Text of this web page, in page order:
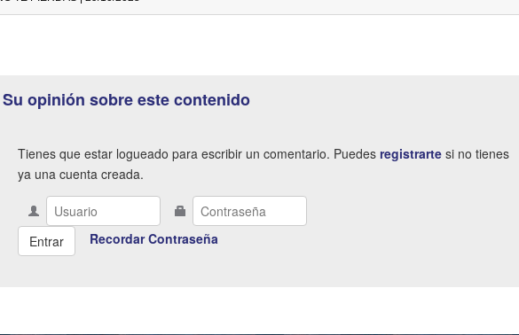
Su opinión sobre este contenido
Tienes que estar logueado para escribir un comentario. Puedes registrarte si no tienes
ya una cuenta creada.
Recordar Contraseña